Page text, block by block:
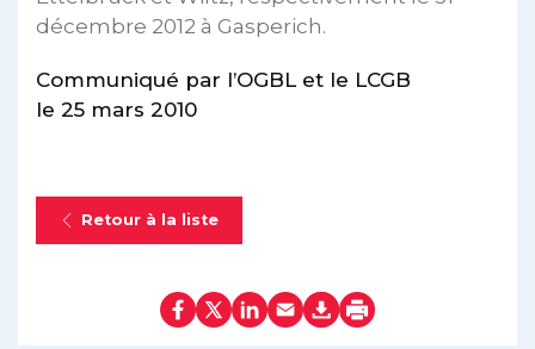
décembre 2012 à Gasperich.
Communiqué par l’OGBL et le LCGB
le 25 mars 2010
Retour à la liste